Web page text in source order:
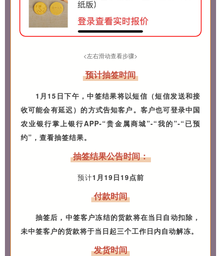
<左右滑动查看步骤>
预计抽签时间
1月15日下午，中签结果将以短信（短信发送和接
收可能会有延迟）的方式告知客户。客户也可登录中国
农业银行掌上银行APP-“贵金属商城”-“我的”-“已预
约”，查看抽签结果。
抽签结果公告时间：
预计1月19日19点前
付款时间
抽签后，中签客户冻结的货款将在当日自动扣除，
未中签客户的货款将于当日起三个工作日内自动解冻。
发货时间